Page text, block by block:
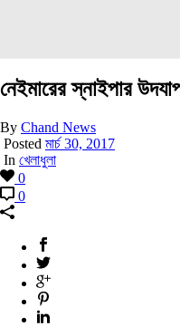
নেইমারের স্নাইপার
By Chand News
Posted মার্চ 30, 2017
In খেলাধুলা
0
0